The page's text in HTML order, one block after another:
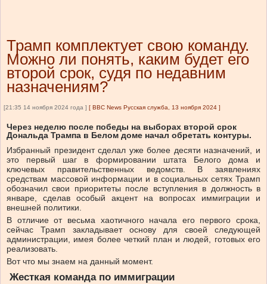
Трамп комплектует свою команду.
Можно ли понять, каким будет его
второй срок, судя по недавним
назначениям?
[21:35 14 ноября 2024 года ] [ BBC News Русская служба, 13 ноября 2024 ]
Через неделю после победы на выборах второй срок
Дональда Трампа в Белом доме начал обретать контуры.
Избранный президент сделал уже более десяти назначений, и
это первый шаг в формировании штата Белого дома и
ключевых правительственных ведомств. В заявлениях
средствам массовой информации и в социальных сетях Трамп
обозначил свои приоритеты после вступления в должность в
январе, сделав особый акцент на вопросах иммиграции и
внешней политики.
В отличие от весьма хаотичного начала его первого срока,
сейчас Трамп закладывает основу для своей следующей
администрации, имея более четкий план и людей, готовых его
реализовать.
Вот что мы знаем на данный момент.
Жесткая команда по иммиграции